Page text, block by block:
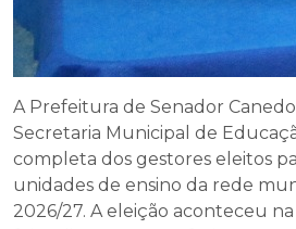
A Prefeitura de Senador
Secretaria Municipal de
completa dos gestores eleitos
unidades de ensino da rede
2026/27. A eleição aconteceu